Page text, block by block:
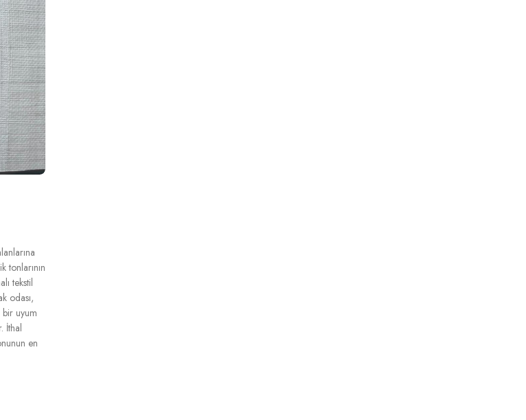
tonlarının
tekstil
odası,
uyum
İthal
en